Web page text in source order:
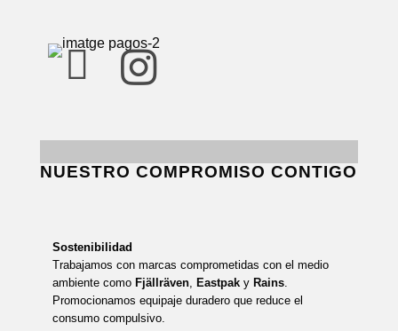
 
NUESTRO COMPROMISO CONTIGO
Sostenibilidad
Trabajamos con marcas comprometidas con el medio
ambiente como Fjällräven, Eastpak y Rains.
Promocionamos equipaje duradero que reduce el
consumo compulsivo.